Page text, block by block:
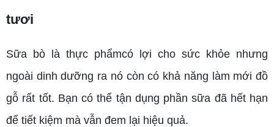
tươi
Sữa bò là thực phẩmcó lợi cho sức khỏe nhưng
ngoài dinh dưỡng ra nó còn có khả năng làm mới đồ
gỗ rất tốt. Bạn có thể tận dụng phần sữa đã hết hạn
để tiết kiệm mà vẫn đem lại hiệu quả.